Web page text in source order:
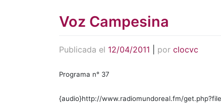
Voz Campesina
Publicada el 12/04/2011 por clocvc
Programa n° 37
{audio}http://www.radiomundoreal.fm/